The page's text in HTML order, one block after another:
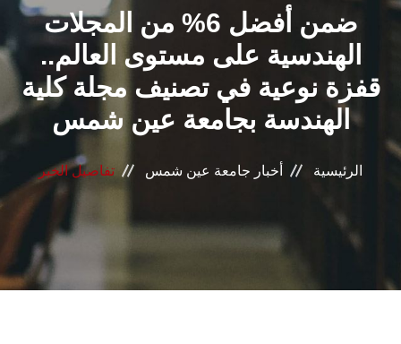
الشئون الأكاديمية
البحث العلمي
الرعاية الصحية
المراكز والوحدات
الأنظمة الذكية
الإعلام
ضمن أفضل 6% من المجلات
الهندسية على مستوى العالم..
قفزة نوعية في تصنيف مجلة كلية
الهندسة بجامعة عين شمس
الرئيسية أخبار جامعة عين شمس تفاصيل الخبر